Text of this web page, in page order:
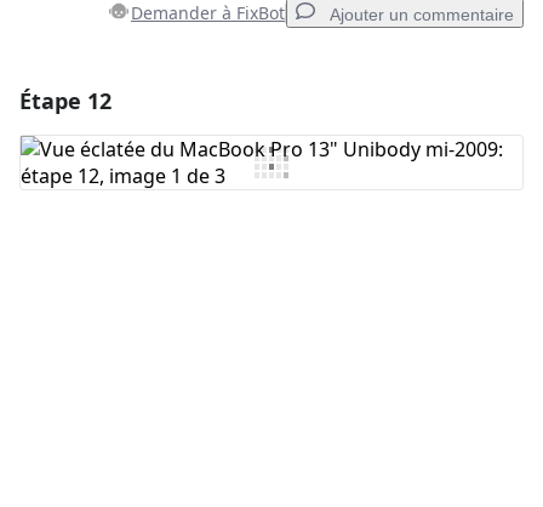
Demander à FixBot Ajouter un commentaire
Ajouter un commentaire
Étape 12